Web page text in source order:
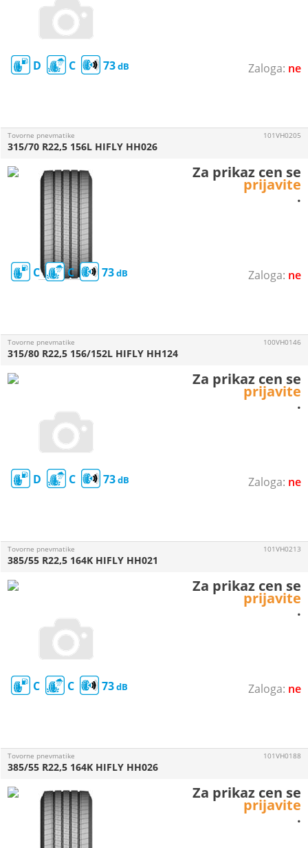
ne
D C 73
ne
Tovorne pnevmatike
C C 73
315/70 R22,5 156L HIFLY HH026
101VH0205
Za prikaz cen se
prijavite
.
ne
Tovorne pnevmatike
D C 73
315/80 R22,5 156/152L HIFLY HH124
100VH0146
Za prikaz cen se
prijavite
.
ne
Tovorne pnevmatike
C C 73
385/55 R22,5 164K HIFLY HH021
101VH0213
Za prikaz cen se
prijavite
.
Tovorne pnevmatike
385/55 R22,5 164K HIFLY HH026
101VH0188
Za prikaz cen se
prijavite
.